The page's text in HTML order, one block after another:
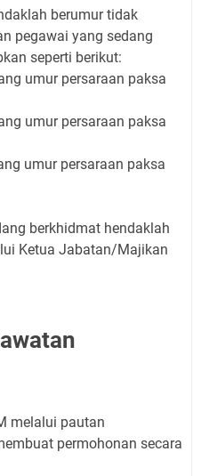
berumur tidak
pegawai yang sedang
seperti berikut:
umur persaraan paksa
umur persaraan paksa
umur persaraan paksa
berkhidmat hendaklah
Ketua Jabatan/Majikan
melalui pautan
permohonan secara